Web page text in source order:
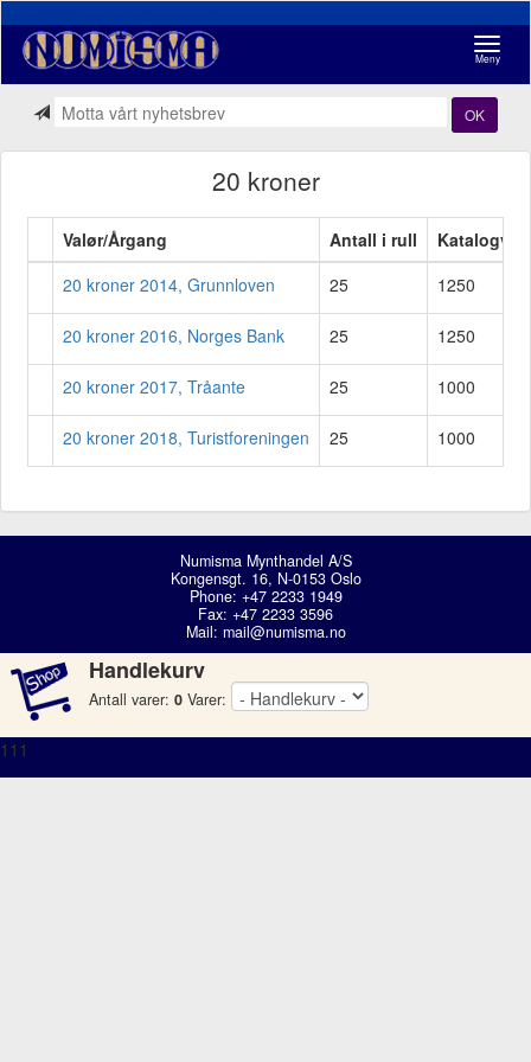
Meny
OK
20 kroner
Valør/Årgang Antall i rull
20 kroner 2014, Grunnloven
25 1250
20 kroner 2016, Norges Bank 25 1250
20 kroner 2017, Tråante 25 1000
20 kroner 2018, Turistforeningen 25 1000
Numisma Mynthandel A/S
Kongensgt. 16, N-0153 Oslo
Phone: +47 2233 1949
Fax: +47 2233 3596
Mail: mail@numisma.no
Handlekurv
Antall varer: 0 Varer:
111